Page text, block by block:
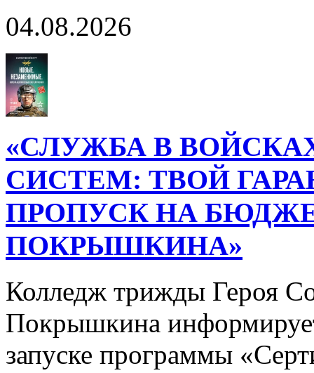
04.08.2026
«СЛУЖБА В
СИСТЕМ: ТВОЙ
ПРОПУСК НА
ПОКРЫШКИНА»
Колледж трижды Героя
Покрышкина
запуске программы